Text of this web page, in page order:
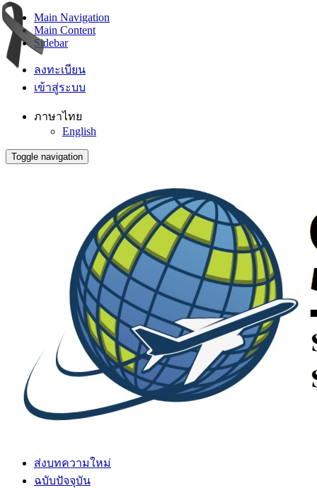
Main Navigation
Main Content
Sidebar
ลงทะเบียน
เข้าสู่ระบบ
ภาษาไทย
English
Toggle navigation
ส่งบทความใหม่
ฉบับปัจจุบัน